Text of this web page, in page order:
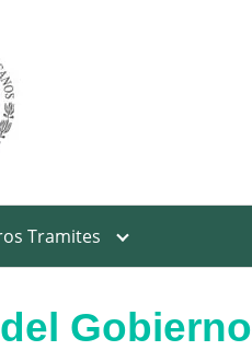
Tramites
Gobierno